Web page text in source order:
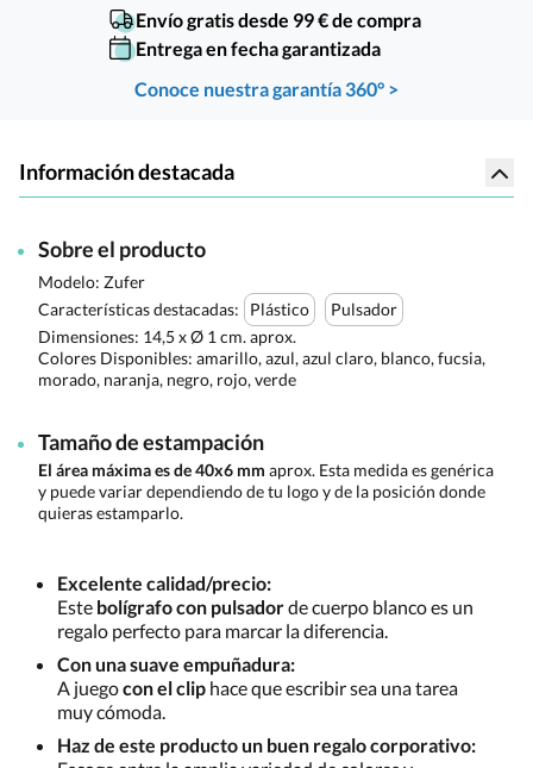
Envío gratis desde 99 € de compra
Entrega en fecha garantizada
Conoce nuestra garantía 360° >
Información destacada
Sobre el producto
Modelo: Zufer
Características destacadas:
Plástico
Pulsador
Dimensiones: 14,5 x Ø 1 cm. aprox.
Colores Disponibles: amarillo, azul, azul claro, blanco, fucsia,
morado, naranja, negro, rojo, verde
Tamaño de estampación
El área máxima es de 40x6 mm aprox. Esta medida es genérica
y puede variar dependiendo de tu logo y de la posición donde
quieras estamparlo.
Excelente calidad/precio:
Este bolígrafo con pulsadorde cuerpo blanco es un
regalo perfecto para marcar la diferencia.
Con una suave empuñadura:
A juegocon el clip hace que escribir sea una tarea
muy cómoda.
Haz de este producto un buen regalo corporativo: